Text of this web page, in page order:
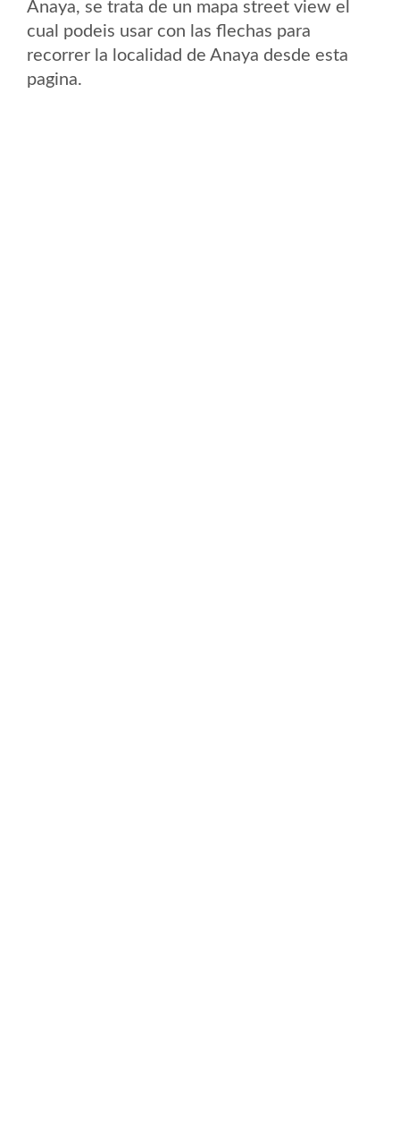
Anaya, se trata de un mapa street view el
cual podeis usar con las flechas para
recorrer la localidad de Anaya desde esta
pagina.